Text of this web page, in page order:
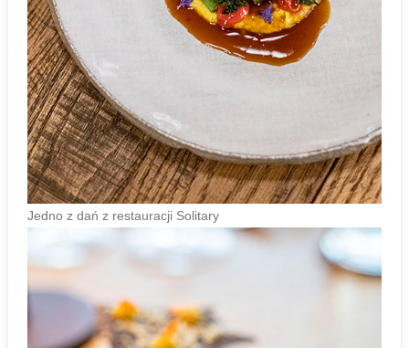
Jedno z dań z restauracji Solitary